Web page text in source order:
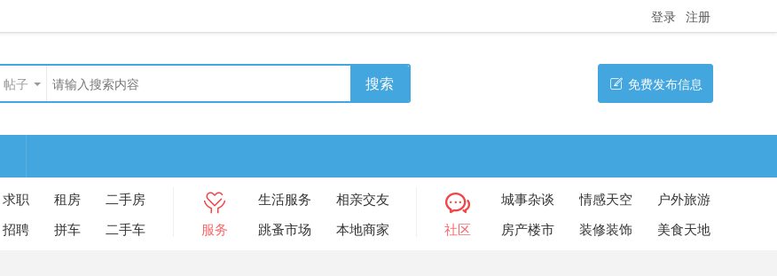
登录 注册
帖子 搜索 免费发布信息
求职 租房
二手房
招聘
拼车 二手车 服务
生活服务
相亲交友
跳蚤市场
本地商家 社区
城事杂谈 情感天空
户外旅游
房产楼市
装修装饰 美食天地